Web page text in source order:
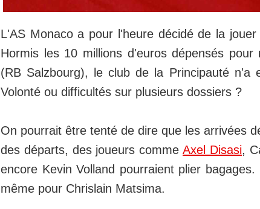
L'AS Monaco a pour l'heure décidé de la
Hormis les 10 millions d'euros dépensés
(RB Salzbourg), le club de la Principauté n'a
Volonté ou difficultés sur plusieurs dossiers ?
On pourrait être tenté de dire que les arrivées
des départs, des joueurs commeAxel Disasi,
encore Kevin Volland pourraient plier
même pour Chrislain Matsima.